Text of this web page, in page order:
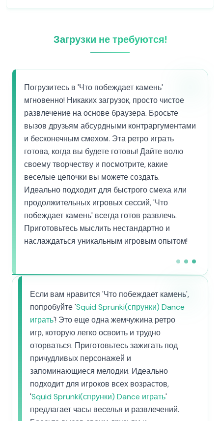
Загрузки не требуются!
Погрузитесь в 'Что побеждает камень'
мгновенно! Никаких загрузок, просто чистое
развлечение на основе браузера. Бросьте
вызов друзьям абсурдными контраргументами
и бесконечным смехом. Эта ретро играть
готова, когда вы будете готовы! Дайте волю
своему творчеству и посмотрите, какие
веселые цепочки вы можете создать.
Идеально подходит для быстрого смеха или
продолжительных игровых сессий, 'Что
побеждает камень' всегда готов развлечь.
Приготовьтесь мыслить нестандартно и
наслаждаться уникальным игровым опытом!
Если вам нравится 'Что побеждает камень',
попробуйте 'Squid Sprunki(спрунки) Dance
играть'! Это еще одна жемчужина ретро
игр, которую легко освоить и трудно
оторваться. Приготовьтесь зажигать под
причудливых персонажей и
запоминающиеся мелодии. Идеально
подходит для игроков всех возрастов,
'Squid Sprunki(спрунки) Dance играть'
предлагает часы веселья и развлечений.